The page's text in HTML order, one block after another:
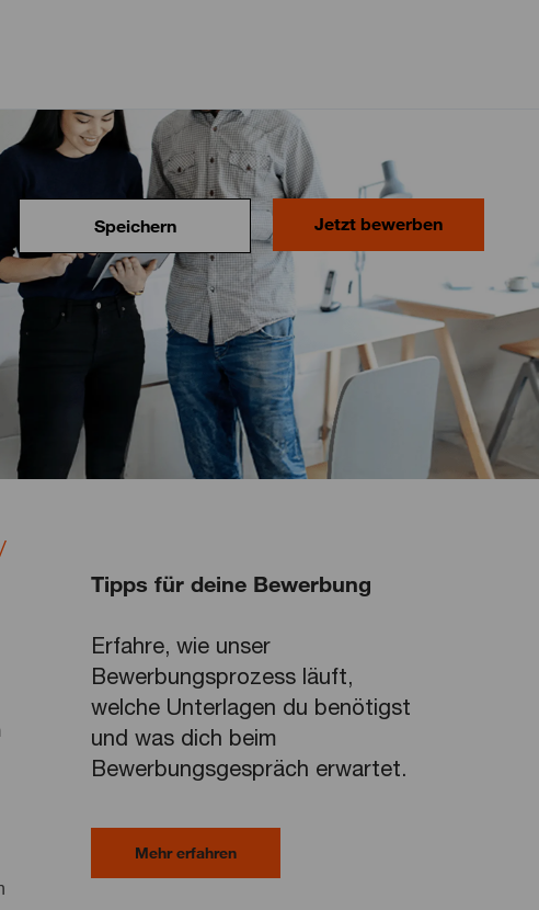
Speichern Jetzt bewerben
Tipps für deine Bewerbung
Erfahre, wie unser
Bewerbungsprozess läuft,
welche Unterlagen du benötigst
und was dich beim
Bewerbungsgespräch erwartet.
Mehr erfahren